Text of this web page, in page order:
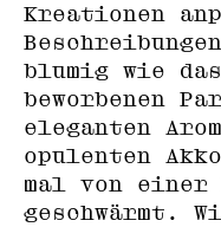
Kreationen
blumig wie
beworbenen
eleganten
opulenten
mal von einer
geschwärmt.